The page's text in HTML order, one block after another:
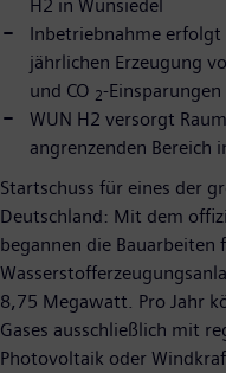
H2 in Wunsiedel
Inbetriebnahme
jährlichen Erzeugung
und CO 2-
WUN H2 versorgt
angrenzenden Bereich
Startschuss für eines der
Deutschland: Mit dem
begannen die Bauarbeiten
8,75 Megawatt. Pro Jahr
Gases ausschließlich mit
Photovoltaik oder